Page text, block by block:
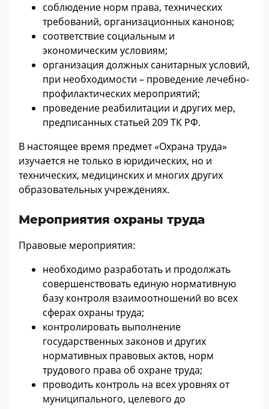
соблюдение норм права, технических
требований, организационных канонов;
соответствие социальным и
экономическим условиям;
организация должных санитарных условий,
при необходимости – проведение лечебно-
профилактических мероприятий;
проведение реабилитации и других мер,
предписанных статьей 209 ТК РФ.
В настоящее время предмет «Охрана труда»
изучается не только в юридических, но и
технических, медицинских и многих других
образовательных учреждениях.
Мероприятия охраны труда
Правовые мероприятия:
необходимо разработать и продолжать
совершенствовать единую нормативную
базу контроля взаимоотношений во всех
сферах охраны труда;
контролировать выполнение
государственных законов и других
нормативных правовых актов, норм
трудового права об охране труда;
проводить контроль на всех уровнях от
муниципального, целевого до